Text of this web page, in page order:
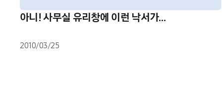
아니! 사무실 유리창에 이런 낙서가…
2010/03/25